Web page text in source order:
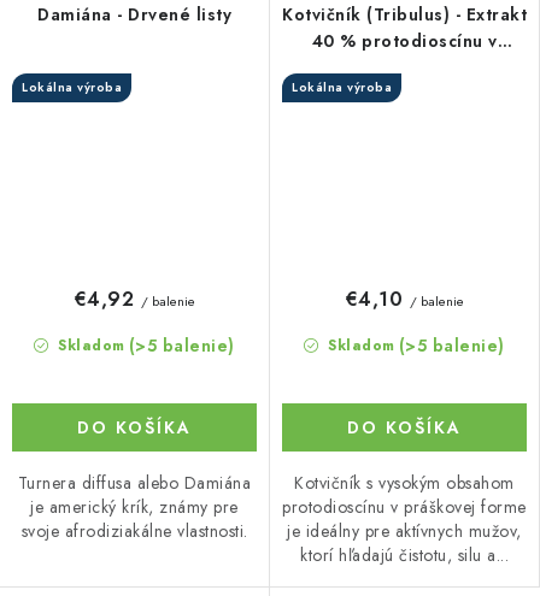
Damiána - Drvené listy
Lokálna výroba
Skladom (>5 balenie)
€4,92 / balenie
DO KOŠÍKA
Turnera diffusa alebo Damiána
je americký krík, známy pre
svoje afrodiziakálne vlastnosti.
Kotvičník (Tribulus) - Extrakt
40 % protodioscínu v
Lokálna výroba
Skladom (>5 balenie)
€4,10 / balenie
DO KOŠÍKA
Kotvičník s vysokým obsahom
protodioscínu v práškovej forme
je ideálny pre aktívnych mužov,
ktorí hľadajú čistotu, silu a...